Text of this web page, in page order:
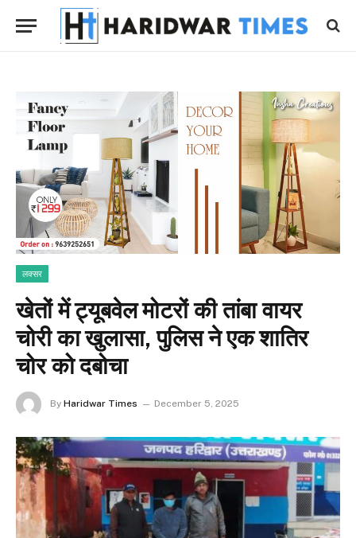
लक्सर
खेतों में ट्यूबवेल मोटरों की तांबा वायर
चोरी का खुलासा, पुलिस ने एक शातिर
चोर को दबोचा
By Haridwar Times December 5, 2025